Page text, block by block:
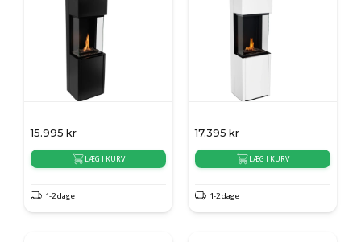
15.995 kr
LÆG I KURV
1-2 dage
17.395 kr
LÆG I KURV
1-2 dage